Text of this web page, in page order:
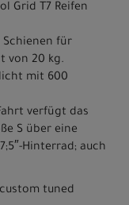
Grid T7 Reifen
Schienen für
von 20 kg.
mit 600
verfügt das
S über eine
Hinterrad; auch
tuned